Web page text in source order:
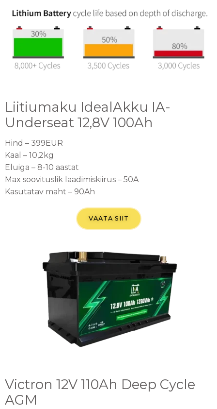
Liitiumaku IdealAkku IA-
Underseat 12,8V 100Ah
Hind – 399EUR
Kaal – 10,2kg
Eluiga – 8-10 aastat
Max soovituslik laadimiskiirus – 50A
Kasutatav maht – 90Ah
VAATA SIIT
Victron 12V 110Ah Deep Cycle
AGM